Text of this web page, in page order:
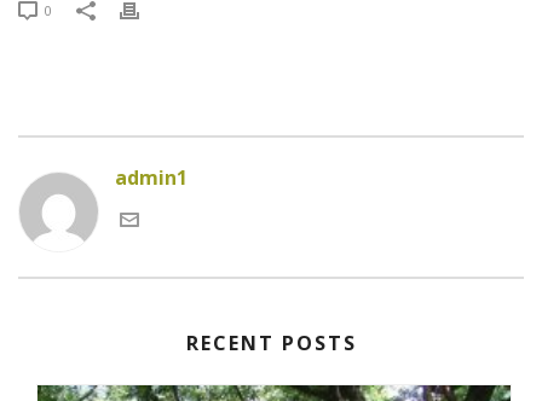
0
admin1
RECENT POSTS